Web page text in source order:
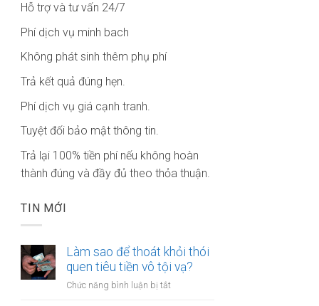
Hỗ trợ và tư vấn 24/7
Phí dịch vụ minh bach
Không phát sinh thêm phụ phí
Trả kết quả đúng hẹn.
Phí dịch vụ giá cạnh tranh.
Tuyệt đối bảo mật thông tin.
Trả lại 100% tiền phí nếu không hoàn
thành đúng và đầy đủ theo thỏa thuận.
TIN MỚI
Làm sao để thoát khỏi thói
quen tiêu tiền vô tội vạ?
Chức năng bình luận bị tắt